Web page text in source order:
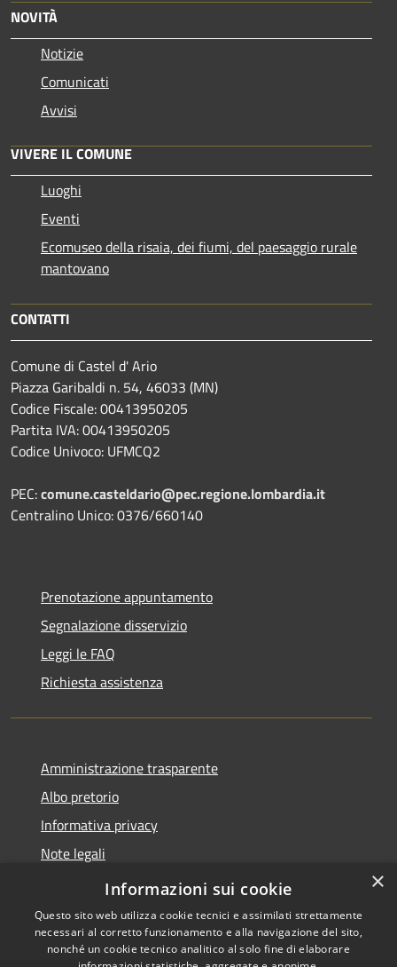
NOVITÀ
Notizie
Comunicati
Avvisi
VIVERE IL COMUNE
Luoghi
Eventi
Ecomuseo della risaia, dei fiumi, del paesaggio rurale
mantovano
CONTATTI
Comune di Castel d' Ario
Piazza Garibaldi n. 54, 46033 (MN)
Codice Fiscale: 00413950205
Partita IVA: 00413950205
Codice Univoco: UFMCQ2
PEC:comune.casteldario@pec.regione.lombardia.it
Centralino Unico: 0376/660140
Prenotazione appuntamento
Segnalazione disservizio
Leggi le FAQ
Richiesta assistenza
Amministrazione trasparente
Albo pretorio
Informativa privacy
Note legali
Dichiarazione di accessibilità
×
Informazioni sui cookie
Questo sito web utilizza cookie tecnici e assimilati strettamente
necessari al corretto funzionamento e alla navigazione del sito,
nonché un cookie tecnico analitico al solo fine di elaborare